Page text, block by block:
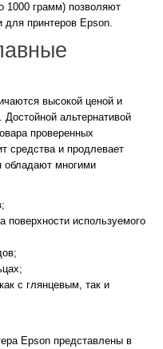
1000 грамм) позволяют
для принтеров Epson.
высокой ценой и
альтернативой
проверенных
средства и продлевает
обладают многими
поверхности используемого
с глянцевым, так и
Epson представлены в